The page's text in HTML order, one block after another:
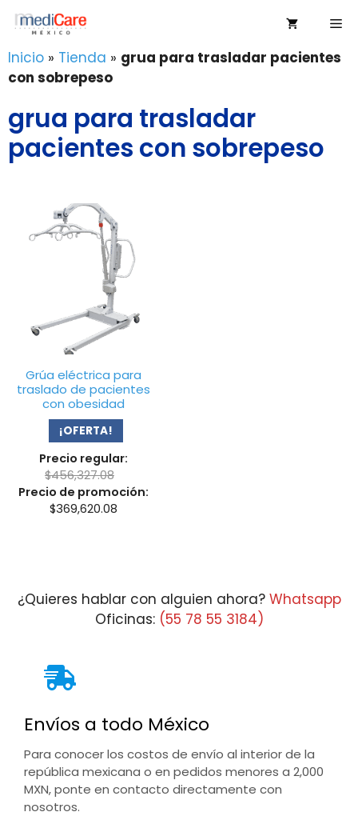
Saltar
contenido
Inicio » Tienda » grua para trasladar pacientes
con sobrepeso
grua para trasladar
pacientes con sobrepeso
Grúa eléctrica para
traslado de pacientes
con obesidad
¡OFERTA!
Precio regular:
$456,327.08
Precio de promoción:
$369,620.08
¿Quieres hablar con alguien ahora? Whatsapp
Oficinas: (55 78 55 3184)
Envíos a todo México
Para conocer los costos de envío al interior de la
república mexicana o en pedidos menores a 2,000
MXN, ponte en contacto directamente con
nosotros.